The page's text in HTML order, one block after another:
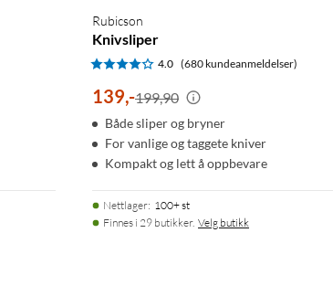
Rubicson
Knivsliper
4.0 (680 kundeanmeldelser)
139,-199,90
Både sliper og bryner
For vanlige og taggete kniver
Kompakt og lett å oppbevare
Nettlager: 100+ st
Finnes i 29 butikker. Velg butikk